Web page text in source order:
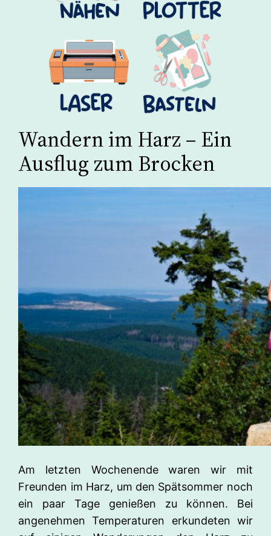
Wandern im Harz – Ein
Ausflug zum Brocken
Am letzten Wochenende waren wir mit
Freunden im Harz, um den Spätsommer noch
ein paar Tage genießen zu können. Bei
angenehmen Temperaturen erkundeten wir